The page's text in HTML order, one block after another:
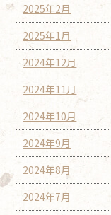
2025年2月
2025年1月
2024年12月
2024年11月
2024年10月
2024年9月
2024年8月
2024年7月